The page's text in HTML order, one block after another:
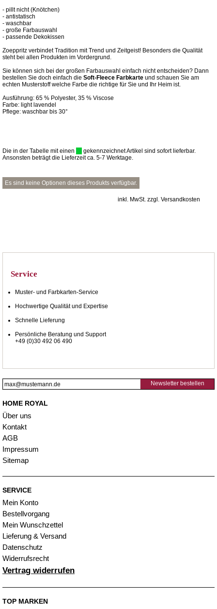
- pillt nicht (Knötchen)
- antistatisch
- waschbar
- große Farbauswahl
- passende Dekokissen
Zoeppritz verbindet Tradition mit Trend und Zeitgeist! Besonders die Qualität
steht bei allen Produkten im Vordergrund.
Sie können sich bei der großen Farbauswahl einfach nicht entscheiden? Dann
bestellen Sie doch einfach die Soft-Fleece Farbkarte und schauen Sie am
echten Musterstoff welche Farbe die richtige für Sie und Ihr Heim ist.
Ausführung: 65 % Polyester, 35 % Viscose
Farbe: light lavendel
Pflege: waschbar bis 30°
Die in der Tabelle mit einen
gekennzeichnet Artikel sind sofort lieferbar.
Ansonsten beträgt die Lieferzeit ca. 5-7 Werktage.
Es sind keine Optionen dieses Produkts verfügbar.
inkl. MwSt. zzgl. Versandkosten
Service
Muster- und Farbkarten-Service
Hochwertige Qualität und Expertise
Schnelle Lieferung
Persönliche Beratung und Support
+49 (0)30 492 06 490
Newsletter bestellen
HOME ROYAL
Über uns
Kontakt
AGB
Impressum
Sitemap
SERVICE
Mein Konto
Bestellvorgang
Mein Wunschzettel
Lieferung & Versand
Datenschutz
Widerrufsrecht
Vertrag widerrufen
TOP MARKEN